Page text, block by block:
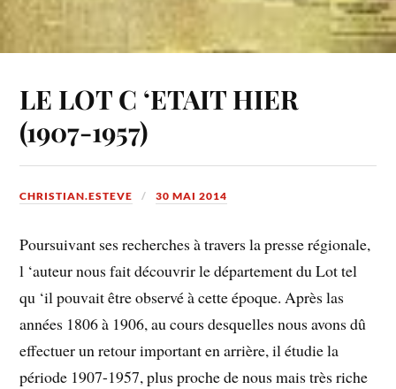
LE LOT C ‘ETAIT HIER
(1907-1957)
CHRISTIAN.ESTEVE 30 MAI 2014
Poursuivant ses recherches à travers la presse régionale,
l ‘auteur nous fait découvrir le département du Lot tel
qu ‘il pouvait être observé à cette époque. Après las
années 1806 à 1906, au cours desquelles nous avons dû
effectuer un retour important en arrière, il étudie la
période 1907-1957, plus proche de nous mais très riche